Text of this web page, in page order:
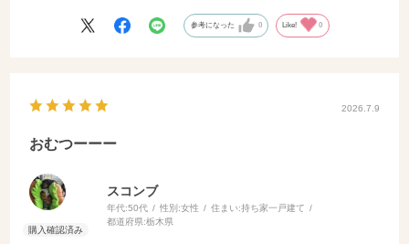
参考になった 0 Like! 0
2026.7.9
おむつーーー
スコンブ
年代:50代 性別:女性 住まい:持ち家一戸建て
都道府県:栃木県